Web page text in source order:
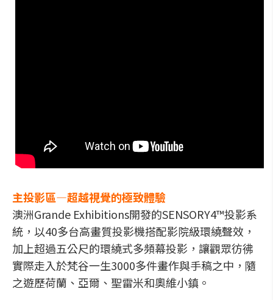
主投影區—超越視覺的極致體驗
澳洲Grande Exhibitions開發的SENSORY4™投影系
統，以40多台高畫質投影機搭配影院級環繞聲效，
加上超過五公尺的環繞式多頻幕投影，讓觀眾彷彿
實際走入於梵谷一生3000多件畫作與手稿之中，隨
之遊歷荷蘭、亞爾、聖雷米和奧維小鎮。